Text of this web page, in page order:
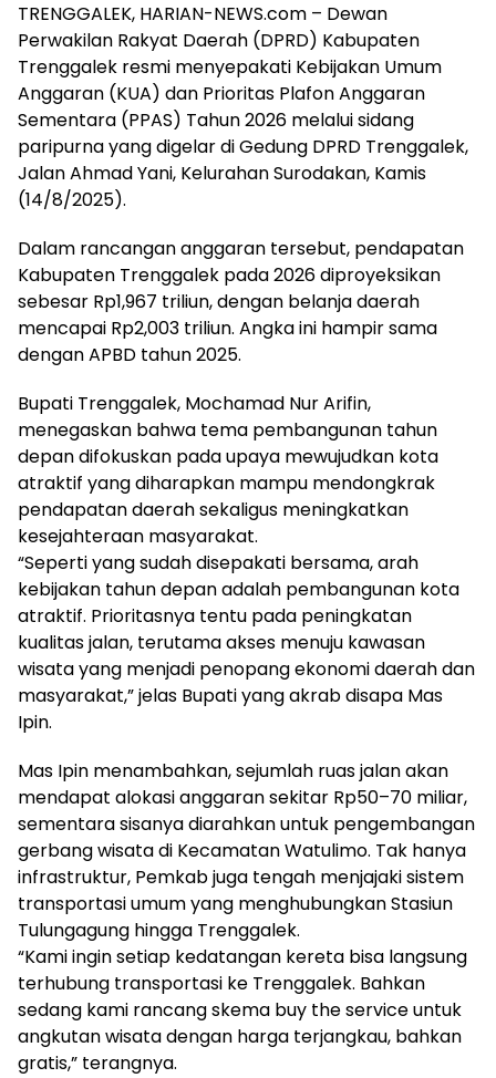
TRENGGALEK, HARIAN-NEWS.com – Dewan
Perwakilan Rakyat Daerah (DPRD) Kabupaten
Trenggalek resmi menyepakati Kebijakan Umum
Anggaran (KUA) dan Prioritas Plafon Anggaran
Sementara (PPAS) Tahun 2026 melalui sidang
paripurna yang digelar di Gedung DPRD Trenggalek,
Jalan Ahmad Yani, Kelurahan Surodakan, Kamis
(14/8/2025).
Dalam rancangan anggaran tersebut, pendapatan
Kabupaten Trenggalek pada 2026 diproyeksikan
sebesar Rp1,967 triliun, dengan belanja daerah
mencapai Rp2,003 triliun. Angka ini hampir sama
dengan APBD tahun 2025.
Bupati Trenggalek, Mochamad Nur Arifin,
menegaskan bahwa tema pembangunan tahun
depan difokuskan pada upaya mewujudkan kota
atraktif yang diharapkan mampu mendongkrak
pendapatan daerah sekaligus meningkatkan
kesejahteraan masyarakat.
“Seperti yang sudah disepakati bersama, arah
kebijakan tahun depan adalah pembangunan kota
atraktif. Prioritasnya tentu pada peningkatan
kualitas jalan, terutama akses menuju kawasan
wisata yang menjadi penopang ekonomi daerah dan
masyarakat,” jelas Bupati yang akrab disapa Mas
Ipin.
Mas Ipin menambahkan, sejumlah ruas jalan akan
mendapat alokasi anggaran sekitar Rp50–70 miliar,
sementara sisanya diarahkan untuk pengembangan
gerbang wisata di Kecamatan Watulimo. Tak hanya
infrastruktur, Pemkab juga tengah menjajaki sistem
transportasi umum yang menghubungkan Stasiun
Tulungagung hingga Trenggalek.
“Kami ingin setiap kedatangan kereta bisa langsung
terhubung transportasi ke Trenggalek. Bahkan
sedang kami rancang skema buy the service untuk
angkutan wisata dengan harga terjangkau, bahkan
gratis,” terangnya.